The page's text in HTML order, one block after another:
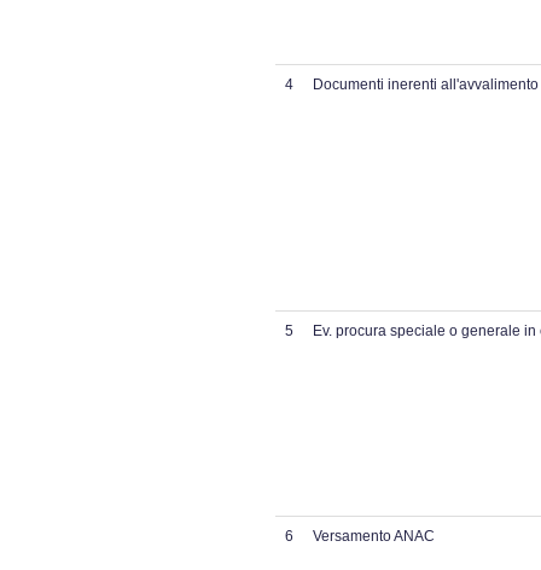
4 Documenti inerenti all'avvalimento
5 Ev. procura speciale o generale
6 Versamento ANAC